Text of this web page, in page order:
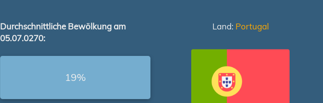
Durchschnittliche Bewölkung am
05.07.0270:
19%
Land: Portugal